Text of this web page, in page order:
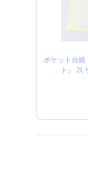
ポケット台紙
ト』 2L